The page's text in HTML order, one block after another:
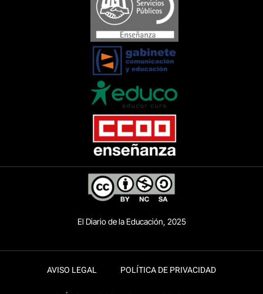
El Diario de la Educación, 2025
AVISO LEGAL POLÍTICA DE PRIVACIDAD